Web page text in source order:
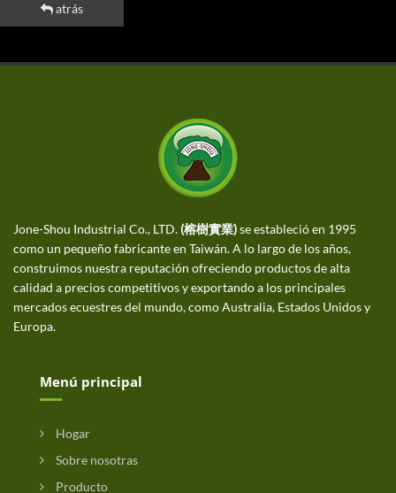
atrás
Jone-Shou Industrial Co., LTD. (榕樹實業)se estableció en 1995
como un pequeño fabricante en Taiwán. A lo largo de los años,
construimos nuestra reputación ofreciendo productos de alta
calidad a precios competitivos y exportando a los principales
mercados ecuestres del mundo, como Australia, Estados Unidos y
Europa.
Menú principal
Hogar
Sobre nosotras
Producto